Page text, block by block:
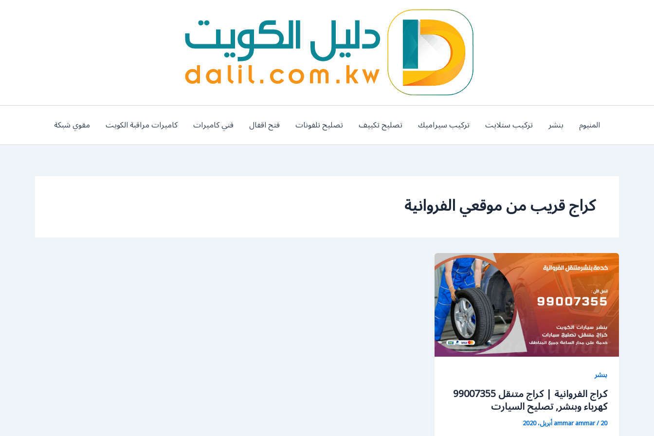
المنيوم بنشر تركيب ستلايت تركيب سيراميك تصليح تكييف تصليح تلفونات فتح اقفال فني كاميرات كاميرات مراقبة الكويت مقوي شبكة
كراج قريب من موقعي الفروانية
بنشر
كراج الفروانية | كراج متنقل 99007355
كهرباء وبنشر, تصليح السيارت
ammar ammar/20 أبريل، 2020